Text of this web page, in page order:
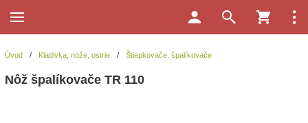
Úvod / Kladivka, nože, ostrie / Štiepkovače, špalíkovače
Nôž špalíkovače TR 110